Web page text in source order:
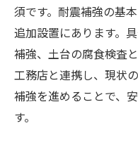
須です。耐震補強の基
追加設置にあります。
補強、土台の腐食検査
工務店と連携し、現状
補強を進めることで、
す。